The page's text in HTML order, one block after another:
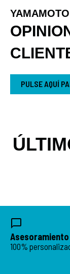
PULSE AQUÍ
Asesoramiento
100%